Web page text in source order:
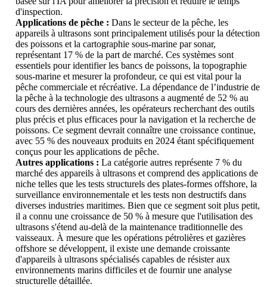
d'inspection.
Applications de pêche : Dans le secteur de la pêche, les
appareils à ultrasons sont principalement utilisés pour la détection
des poissons et la cartographie sous-marine par sonar,
représentant 17 % de la part de marché. Ces systèmes sont
essentiels pour identifier les bancs de poissons, la topographie
sous-marine et mesurer la profondeur, ce qui est vital pour la
pêche commerciale et récréative. La dépendance de l’industrie de
la pêche à la technologie des ultrasons a augmenté de 52 % au
cours des dernières années, les opérateurs recherchant des outils
plus précis et plus efficaces pour la navigation et la recherche de
poissons. Ce segment devrait connaître une croissance continue,
avec 55 % des nouveaux produits en 2024 étant spécifiquement
conçus pour les applications de pêche.
Autres applications : La catégorie autres représente 7 % du
marché des appareils à ultrasons et comprend des applications de
niche telles que les tests structurels des plates-formes offshore, la
surveillance environnementale et les tests non destructifs dans
diverses industries maritimes. Bien que ce segment soit plus petit,
il a connu une croissance de 50 % à mesure que l'utilisation des
ultrasons s'étend au-delà de la maintenance traditionnelle des
vaisseaux. À mesure que les opérations pétrolières et gazières
offshore se développent, il existe une demande croissante
d'appareils à ultrasons spécialisés capables de résister aux
environnements marins difficiles et de fournir une analyse
structurelle détaillée.